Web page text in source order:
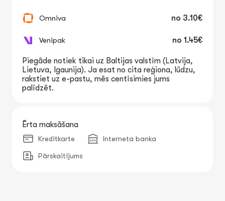
Omniva no 3.10€
Venipak no 1.45€
Piegāde notiek tikai uz Baltijas valstīm (Latvija,
Lietuva, Igaunija). Ja esat no cita reģiona, lūdzu,
rakstiet uz e-pastu, mēs centīsimies jums
palīdzēt.
Ērta maksāšana
Kredītkarte Interneta banka
Pārskaitījums